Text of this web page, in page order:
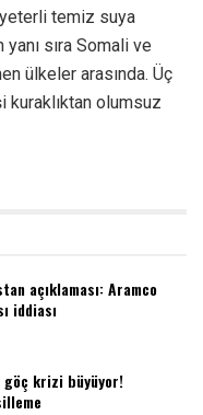
temiz suya
yanı sıra Somali ve
ülkeler arasında. Üç
olumsuz
açıklaması: Aramco
iddiası
göç krizi büyüyor!